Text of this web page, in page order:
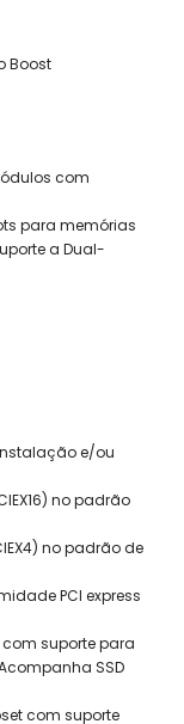
Boost
com
para memórias
a Dual-
e/ou
no padrão
no padrão de
PCI express
com suporte para
SSD
com suporte